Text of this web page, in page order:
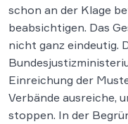
schon an der Klage
beabsichtigen. Das
nicht ganz eindeutig.
Einreichung der
Verbände ausreiche,
stoppen. In der